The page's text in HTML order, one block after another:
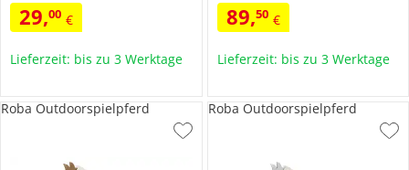
29,00 €
Lieferzeit: bis zu 3 Werktage
89,50 €
Lieferzeit: bis zu 3 Werktage
Roba Outdoorspielpferd Roba Outdoorspielpferd